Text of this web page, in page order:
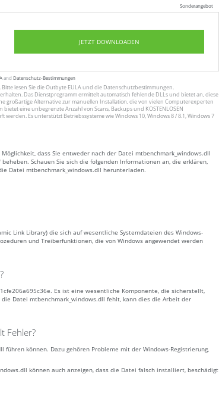
Sonderangebot
JETZT DOWNLOADEN
andDatenschutz-Bestimmungen
. Bitte lesen Sie die Outbyte EULAund die Datenschutzbestimmungen.
Das Dienstprogramm ermittelt automatisch fehlende DLLs und bietet an, diese
großartige Alternative zur manuellen Installation, die von vielen Computerexperten
eine unbegrenzte Anzahl von Scans, Backups und KOSTENLOSEN
Es unterstützt Betriebssysteme wie Windows 10, Windows 8 / 8.1, Windows 7
dass Sie entweder nach der Datei mtbenchmark_windows.dll
Schauen Sie sich die folgenden Informationen an, die erklären,
Datei mtbenchmark_windows.dll herunterladen.
Link Library) die sich auf wesentliche Systemdateien des Windows-
und Treiberfunktionen, die von Windows angewendet werden
Es ist eine wesentliche Komponente, die sicherstellt,
Datei mtbenchmark_windows.dll fehlt, kann dies die Arbeit der
Fehler?
können. Dazu gehören Probleme mit der Windows-Registrierung,
können auch anzeigen, dass die Datei falsch installiert, beschädigt